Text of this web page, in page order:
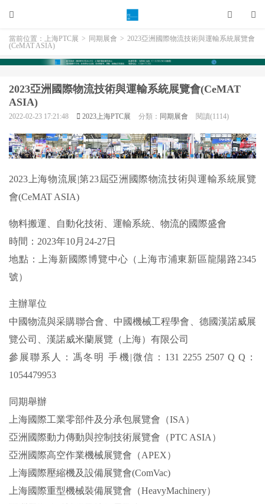
當前位置： 上海PTC展 > 同期展會 > 2023亞洲國際物流技術與運輸系統展覽會
(CeMAT ASIA)
2023亞洲國際物流技術與運輸系統展覽會(CeMAT
ASIA)
2022-02-23 17:21:48 2023上海PTC展 分類： 同期展會 閱讀(1114)
2023上海物流展|第23屆亞洲國際物流技術與運輸系統展覽
會(CeMAT ASIA)
物料搬運、自動化技術、運輸系統、物流的國際盛會
時間：2023年10月24-27日
地點：上海新國際博覽中心（上海市浦東新區龍陽路2345
號）
主辦單位
中國物流與采購聯合會、中國機械工程學會、德國漢諾威展
覽公司、漢諾威米蘭展覽（上海）有限公司
參展聯系人：馮冬明 手機|微信：131 2255 2507 Q Q：
1054479953
同期舉辦
上海國際工業零部件及分承包展覽會（ISA）
亞洲國際動力傳動與控制技術展覽會（PTC ASIA）
亞洲國際高空作業機械展覽會（APEX）
上海國際壓縮機及設備展覽會(ComVac)
上海國際重型機械裝備展覽會（HeavyMachinery）